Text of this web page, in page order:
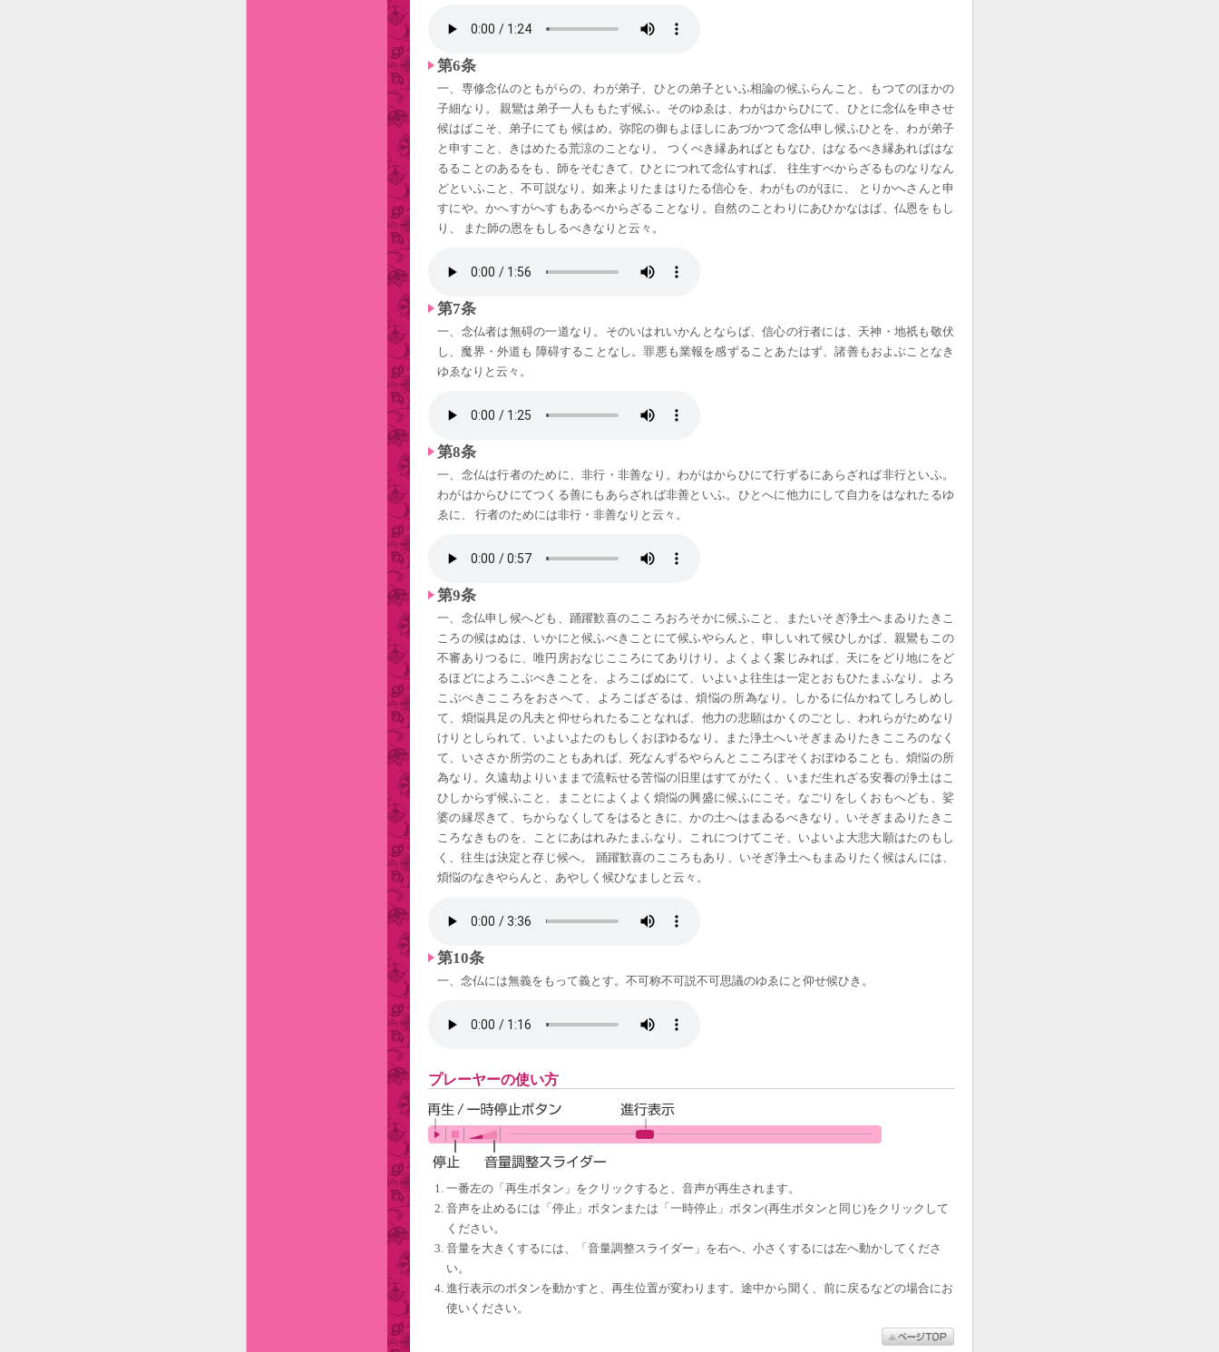
第6条
一、専修念仏のともがらの、わが弟子、ひとの弟子といふ相論の候ふらんこと、もつてのほかの
子細なり。 親鸞は弟子一人ももたず候ふ。そのゆゑは、わがはからひにて、ひとに念仏を申させ
候はばこそ、弟子にても 候はめ。弥陀の御もよほしにあづかつて念仏申し候ふひとを、わが弟子
と申すこと、きはめたる荒涼のことなり。 つくべき縁あればともなひ、はなるべき縁あればはな
るることのあるをも、師をそむきて、ひとにつれて念仏すれば、 往生すべからざるものなりなん
どといふこと、不可説なり。如来よりたまはりたる信心を、わがものがほに、 とりかへさんと申
すにや。かへすがへすもあるべからざることなり。自然のことわりにあひかなはば、仏恩をもし
り、 また師の恩をもしるべきなりと云々。
第7条
一、念仏者は無碍の一道なり。そのいはれいかんとならば、信心の行者には、天神・地祇も敬伏
し、魔界・外道も 障碍することなし。罪悪も業報を感ずることあたはず、諸善もおよぶことなき
ゆゑなりと云々。
第8条
一、念仏は行者のために、非行・非善なり。わがはからひにて行ずるにあらざれば非行といふ。
わがはからひにてつくる善にもあらざれば非善といふ。ひとへに他力にして自力をはなれたるゆ
ゑに、 行者のためには非行・非善なりと云々。
第9条
一、念仏申し候へども、踊躍歓喜のこころおろそかに候ふこと、またいそぎ浄土へまゐりたきこ
ころの候はぬは、いかにと候ふべきことにて候ふやらんと、申しいれて候ひしかば、親鸞もこの
不審ありつるに、唯円房おなじこころにてありけり。よくよく案じみれば、天にをどり地にをど
るほどによろこぶべきことを、よろこばぬにて、いよいよ往生は一定とおもひたまふなり。よろ
こぶべきこころをおさへて、よろこばざるは、煩悩の所為なり。しかるに仏かねてしろしめし
て、煩悩具足の凡夫と仰せられたることなれば、他力の悲願はかくのごとし、われらがためなり
けりとしられて、いよいよたのもしくおぼゆるなり。また浄土へいそぎまゐりたきこころのなく
て、いささか所労のこともあれば、死なんずるやらんとこころぼそくおぼゆることも、煩悩の所
為なり。久遠劫よりいままで流転せる苦悩の旧里はすてがたく、いまだ生れざる安養の浄土はこ
ひしからず候ふこと、まことによくよく煩悩の興盛に候ふにこそ。なごりをしくおもへども、娑
婆の縁尽きて、ちからなくしてをはるときに、かの土へはまゐるべきなり。いそぎまゐりたきこ
ころなきものを、ことにあはれみたまふなり。これにつけてこそ、いよいよ大悲大願はたのもし
く、往生は決定と存じ候へ。 踊躍歓喜のこころもあり、いそぎ浄土へもまゐりたく候はんには、
煩悩のなきやらんと、あやしく候ひなましと云々。
第10条
一、念仏には無義をもって義とす。不可称不可説不可思議のゆゑにと仰せ候ひき。
プレーヤーの使い方
一番左の「再生ボタン」をクリックすると、音声が再生されます。
音声を止めるには「停止」ボタンまたは「一時停止」ボタン(再生ボタンと同じ)をクリックして
ください。
音量を大きくするには、「音量調整スライダー」を右へ、小さくするには左へ動かしてくださ
い。
進行表示のボタンを動かすと、再生位置が変わります。途中から聞く、前に戻るなどの場合にお
使いください。